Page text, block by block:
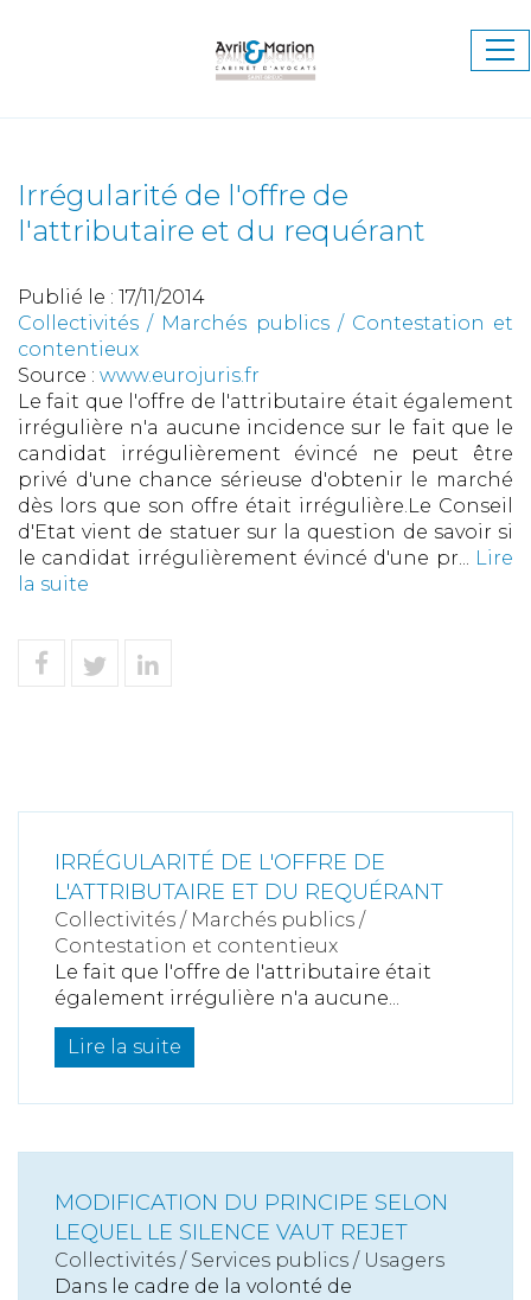
Irrégularité de l'offre de
l'attributaire et du requérant
Publié le : 17/11/2014
Collectivités / Marchés publics/ Contestation et
contentieux
Source : www.eurojuris.fr
Le fait que l'offre de l'attributaire était également
irrégulière n'a aucune incidence sur le fait que le
candidat irrégulièrement évincé ne peut être
privé d'une chance sérieuse d'obtenir le marché
dès lors que son offre était irrégulière.Le Conseil
d'Etat vient de statuer sur la question de savoir si
le candidat irrégulièrement évincé d'une pr... Lire
la suite
IRRÉGULARITÉ DE L'OFFRE DE
L'ATTRIBUTAIRE ET DU REQUÉRANT
Collectivités / Marchés publics /
Contestation et contentieux
Le fait que l'offre de l'attributaire était
également irrégulière n'a aucune...
Lire la suite
MODIFICATION DU PRINCIPE SELON
LEQUEL LE SILENCE VAUT REJET
Collectivités / Services publics / Usagers
Dans le cadre de la volonté de